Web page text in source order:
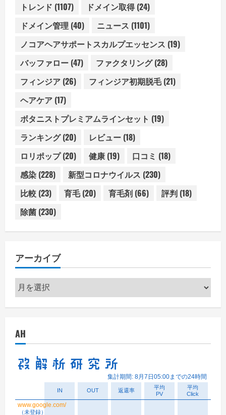
トレンド (1107) ドメイン取得(24)
ドメイン管理 (40) ニュース (1101)
ノコアヘアサポートスカルプエッセンス (19)
バッファロー (47) ファクタリング(28)
フィンジア (26) フィンジア初期脱毛(21)
ヘアケア (17)
ボタニストプレミアムラインセット (19)
ランキング(20) レビュー (18)
ロリポップ(20) 健康 (19) 口コミ (18)
感染 (228) 新型コロナウイルス (230)
比較 (23) 育毛(20) 育毛剤 (66) 評判 (18)
除菌 (230)
アーカイブ
ア
ー
カ
ブ
AH